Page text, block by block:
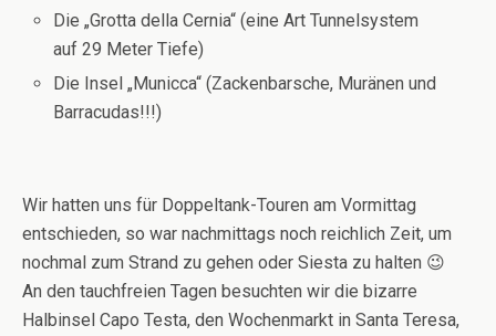
Die „Grotta della Cernia“ (eine Art Tunnelsystem
auf 29 Meter Tiefe)
Die Insel „Municca“ (Zackenbarsche, Muränen und
Barracudas!!!)
Wir hatten uns für Doppeltank-Touren am Vormittag
entschieden, so war nachmittags noch reichlich Zeit, um
nochmal zum Strand zu gehen oder Siesta zu halten 😉
An den tauchfreien Tagen besuchten wir die bizarre
Halbinsel Capo Testa, den Wochenmarkt in Santa Teresa,